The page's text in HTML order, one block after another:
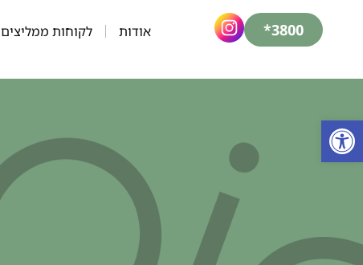
פתח סרגל נגישות
3800* אודות לקוחות ממליצים